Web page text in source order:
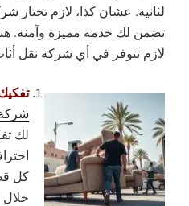
لثانية. عشان كذا، لازم تختار
تضمن لك خدمة مميزة وآمنة.
لازم تتوفر في أي شركة نقل
لك
كل
خلال